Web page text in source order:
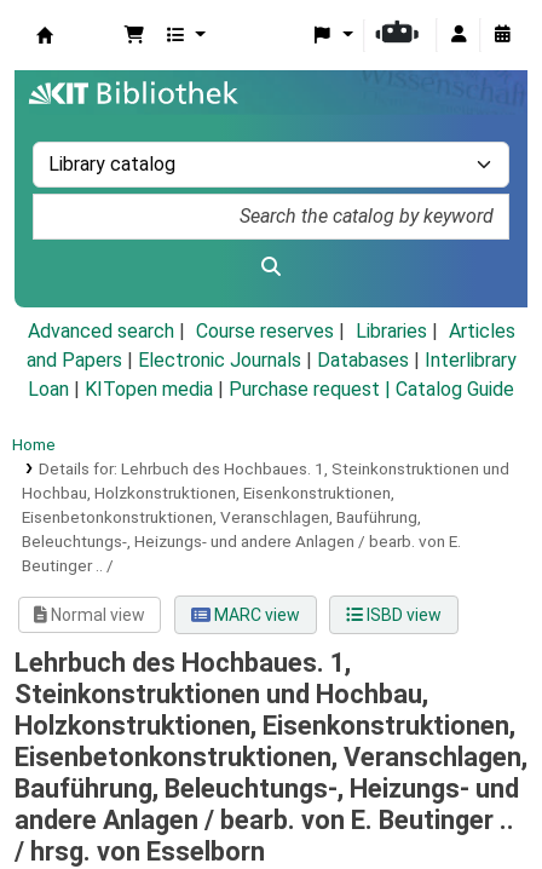
Advanced search Course reserves Libraries
Articles
and Papers
Electronic Journals Databases
Interlibrary
Loan
KITopen media Purchase request | Catalog Guide
Home
Details for: Lehrbuch des Hochbaues. 1,
Steinkonstruktionen und
Hochbau, Holzkonstruktionen, Eisenkonstruktionen,
Eisenbetonkonstruktionen, Veranschlagen, Bauführung,
Beleuchtungs-, Heizungs- und andere Anlagen / bearb. von E.
Beutinger .. /
Normal view MARC view ISBD view
Lehrbuch des Hochbaues. 1,
Steinkonstruktionen und Hochbau,
Holzkonstruktionen, Eisenkonstruktionen,
Eisenbetonkonstruktionen, Veranschlagen,
Bauführung, Beleuchtungs-, Heizungs- und
andere Anlagen / bearb. von E. Beutinger ..
/ hrsg. von Esselborn